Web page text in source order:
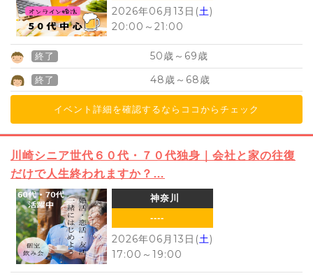
2026年06月13日(土)
20:00 ～ 21:00
終了 50歳～ 69歳
終了 48歳～ 68歳
イベント詳細を確認するならココからチェック
川崎シニア世代６０代・７０代独身｜会社と家の往復
だけで人生終われますか？…
神奈川
----
2026年06月13日(土)
17:00 ～ 19:00